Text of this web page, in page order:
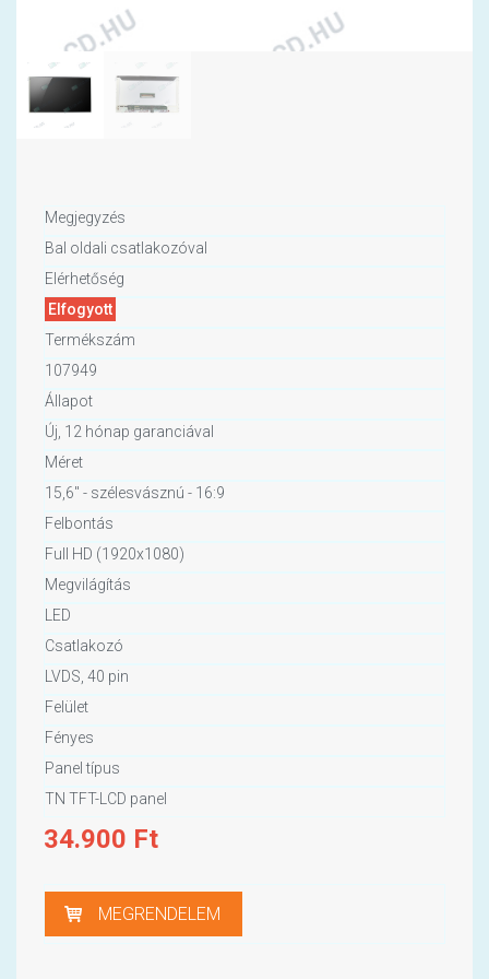
Megjegyzés
Bal oldali csatlakozóval
Elérhetőség
Elfogyott
Termékszám
107949
Állapot
Új, 12 hónap garanciával
Méret
15,6" - szélesvásznú - 16:9
Felbontás
Full HD (1920x1080)
Megvilágítás
LED
Csatlakozó
LVDS, 40 pin
Felület
Fényes
Panel típus
TN TFT-LCD panel
34.900 Ft
MEGRENDELEM